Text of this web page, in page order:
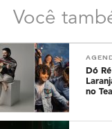
Você
Dó
no